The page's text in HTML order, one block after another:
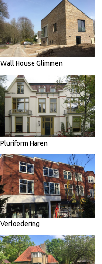
Wall House Glimmen
Pluriform Haren
Verloedering